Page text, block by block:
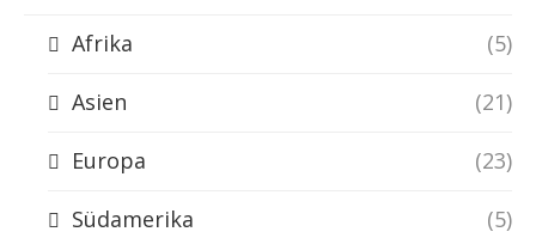
Afrika (5)
Asien (21)
Europa (23)
Südamerika (5)